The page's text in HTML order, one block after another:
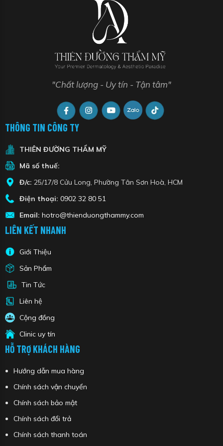
"Chất lượng - Uy tín - Tận tâm"
THÔNG TIN CÔNG TY
THIÊN ĐƯỜNG THẨM MỸ
Mã số thuế:
Đ/c: 25/17/8 Cửu Long, Phường Tân Sơn Hoà, HCM
Điện thoại: 0902 32 80 51
Email: hotro@thienduongthammy.com
LIÊN KẾT NHANH
Giới Thiệu
Sản Phẩm
Tin Tức
Liên hệ
Cộng đồng
Clinic uy tín
HỖ TRỢ KHÁCH HÀNG
Hướng dẫn mua hàng
Chính sách vận chuyển
Chính sách bảo mật
Chính sách đổi trả
Chính sách thanh toán